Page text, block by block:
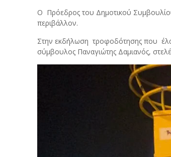
Ο Πρόεδρος του Δημοτικού
περιβάλλον.
Στην εκδήλωση τροφοδότησης που
σύμβουλος Παναγιώτης Δαμιανός,